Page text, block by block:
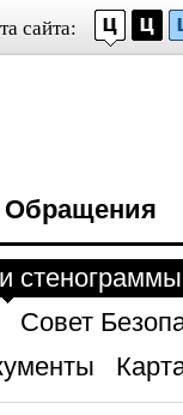
сайта:
Обращения
стенограммы
Совет